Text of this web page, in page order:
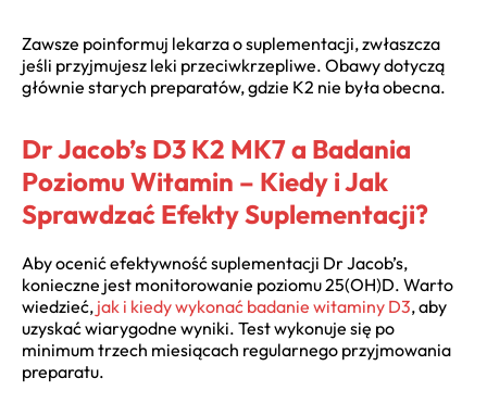
Zawsze poinformuj lekarza o suplementacji, zwłaszcza
jeśli przyjmujesz leki przeciwkrzepliwe. Obawy dotyczą
głównie starych preparatów, gdzie K2 nie była obecna.
Dr Jacob’s D3 K2 MK7 a Badania
Poziomu Witamin – Kiedy i Jak
Sprawdzać Efekty Suplementacji?
Aby ocenić efektywność suplementacji Dr Jacob’s,
konieczne jest monitorowanie poziomu 25(OH)D. Warto
wiedzieć, jak i kiedy wykonać badanie witaminy D3, aby
uzyskać wiarygodne wyniki. Test wykonuje się po
minimum trzech miesiącach regularnego przyjmowania
preparatu.